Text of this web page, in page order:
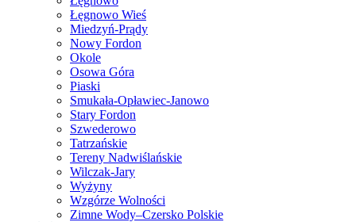
Łęgnowo Wieś
Miedzyń-Prądy
Nowy Fordon
Okole
Osowa Góra
Piaski
Smukała-Opławiec-Janowo
Stary Fordon
Szwederowo
Tatrzańskie
Tereny Nadwiślańskie
Wilczak-Jary
Wyżyny
Wzgórze Wolności
Zimne Wody–Czersko Polskie